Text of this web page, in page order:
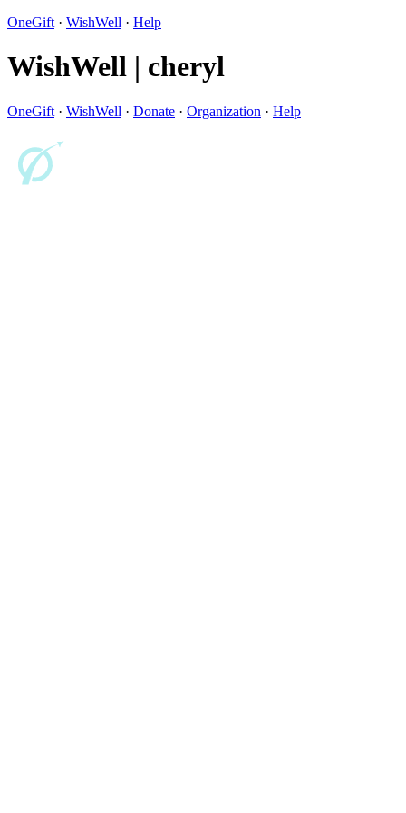
OneGift · WishWell · Help
WishWell | cheryl
OneGift · WishWell · Donate · Organization · Help